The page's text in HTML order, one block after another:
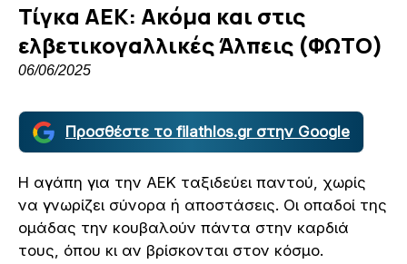
Τίγκα ΑΕΚ: Ακόμα και στις
ελβετικογαλλικές Άλπεις (ΦΩΤΟ)
06/06/2025
Προσθέστε το filathlos.gr στην Google
Η αγάπη για την ΑΕΚ ταξιδεύει παντού, χωρίς
να γνωρίζει σύνορα ή αποστάσεις. Οι οπαδοί της
ομάδας την κουβαλούν πάντα στην καρδιά
τους, όπου κι αν βρίσκονται στον κόσμο.